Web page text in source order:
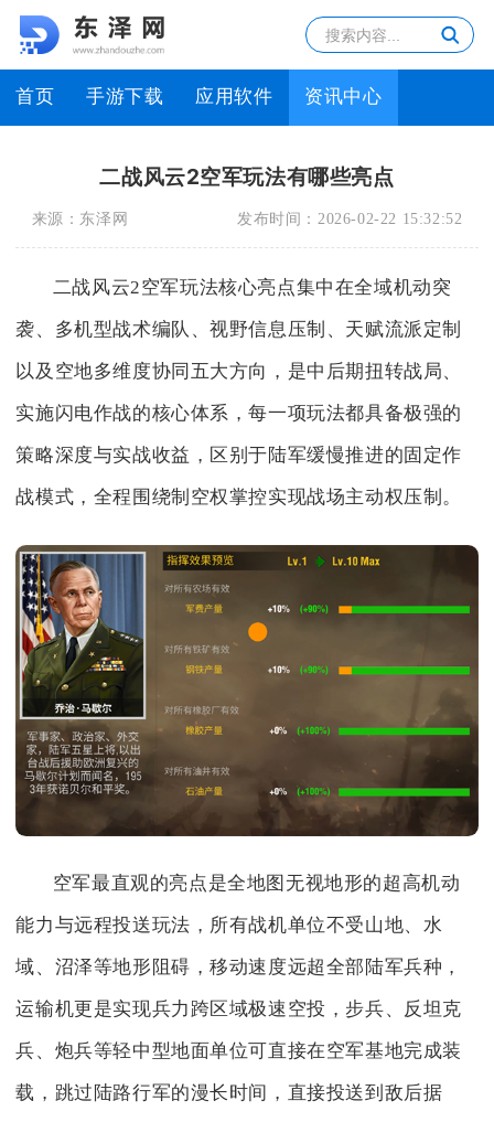
首页 手游下载 应用软件 资讯中心
二战风云2空军玩法有哪些亮点
来源： 东泽网 发布时间： 2026-02-22 15:32:52
二战风云2空军玩法核心亮点集中在全域机动突
袭、多机型战术编队、视野信息压制、天赋流派定制
以及空地多维度协同五大方向，是中后期扭转战局、
实施闪电作战的核心体系，每一项玩法都具备极强的
策略深度与实战收益，区别于陆军缓慢推进的固定作
战模式，全程围绕制空权掌控实现战场主动权压制。
空军最直观的亮点是全地图无视地形的超高机动
能力与远程投送玩法，所有战机单位不受山地、水
域、沼泽等地形阻碍，移动速度远超全部陆军兵种，
运输机更是实现兵力跨区域极速空投，步兵、反坦克
兵、炮兵等轻中型地面单位可直接在空军基地完成装
载，跳过陆路行军的漫长时间，直接投送到敌后据